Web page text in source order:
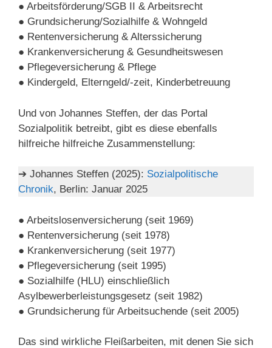
● Arbeitsförderung/SGB II & Arbeitsrecht
● Grundsicherung/Sozialhilfe & Wohngeld
● Rentenversicherung & Alterssicherung
● Krankenversicherung & Gesundheitswesen
● Pflegeversicherung & Pflege
● Kindergeld, Elterngeld/-zeit, Kinderbetreuung
Und von Johannes Steffen, der das Portal
Sozialpolitik betreibt, gibt es diese ebenfalls
hilfreiche hilfreiche Zusammenstellung:
➔ Johannes Steffen (2025): Sozialpolitische
Chronik, Berlin: Januar 2025
● Arbeitslosenversicherung (seit 1969)
● Rentenversicherung (seit 1978)
● Krankenversicherung (seit 1977)
● Pflegeversicherung (seit 1995)
● Sozialhilfe (HLU) einschließlich
Asylbewerberleistungsgesetz (seit 1982)
● Grundsicherung für Arbeitsuchende (seit 2005)
Das sind wirkliche Fleißarbeiten, mit denen Sie sich